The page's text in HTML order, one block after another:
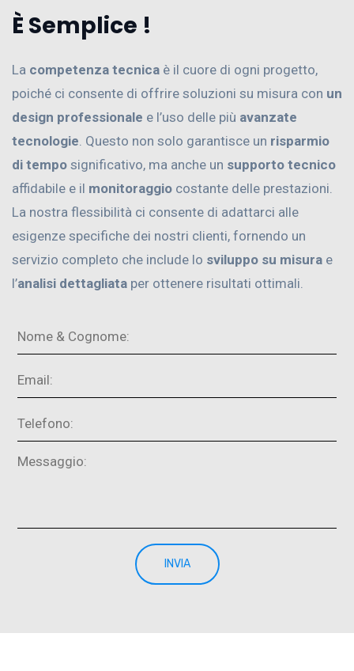
È Semplice !
La competenza tecnica è il cuore di ogni progetto,
poiché ci consente di offrire soluzioni su misura con un
design professionale e l’uso delle più avanzate
tecnologie . Questo non solo garantisce un risparmio
di tempo significativo, ma anche un supporto tecnico
affidabile e il monitoraggio costante delle prestazioni.
La nostra flessibilità ci consente di adattarci alle
esigenze specifiche dei nostri clienti, fornendo un
servizio completo che include lo sviluppo su misura e
l’analisi dettagliata per ottenere risultati ottimali.